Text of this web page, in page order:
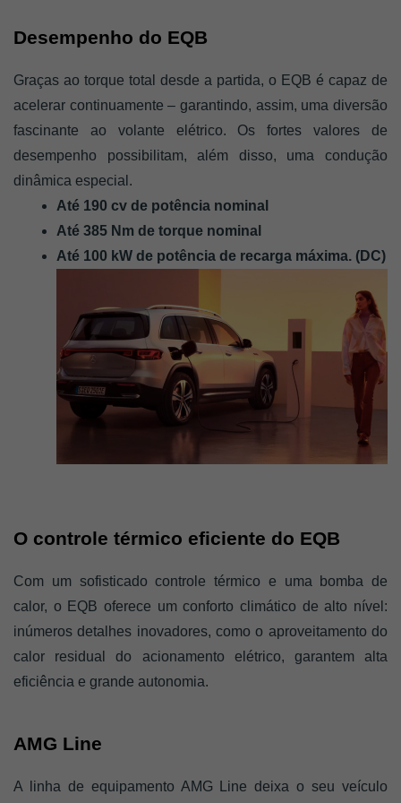
Desempenho do EQB
Graças ao torque total desde a partida, o EQB é capaz de
acelerar continuamente – garantindo, assim, uma diversão
fascinante ao volante elétrico. Os fortes valores de
desempenho possibilitam, além disso, uma condução
dinâmica especial.
Até 190 cv de potência nominal
Até 385 Nm de torque nominal
Até 100 kW de potência de recarga máxima. (DC)
O controle térmico eficiente do EQB
Com um sofisticado controle térmico e uma bomba de
calor, o EQB oferece um conforto climático de alto nível:
inúmeros detalhes inovadores, como o aproveitamento do
calor residual do acionamento elétrico, garantem alta
eficiência e grande autonomia.
AMG Line
A linha de equipamento AMG Line deixa o seu veículo